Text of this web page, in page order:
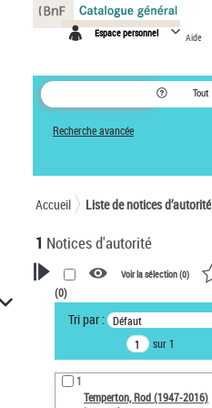
Espace personnel Aide
Tout
Recherche avancée
Accueil Liste de notices d’autorité
1 Notices d'autorité
VOTRE RECHERCHE
Recherche avancée dans les
notices d’autorité
Œuvres liées à l'auteur :
Temperton, Rod (1947-2016)
Voir la sélection (0)
(0)
Tri par : Défaut
sur 1
1
Temperton, Rod (1947-2016)
Panneau de gestion des cookies